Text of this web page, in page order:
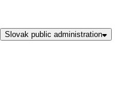
Slovak public administration